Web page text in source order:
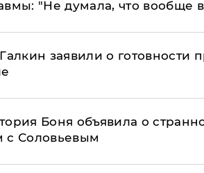
"Не думала, что вообще
заявили о готовности
Боня объявила о
с Соловьевым